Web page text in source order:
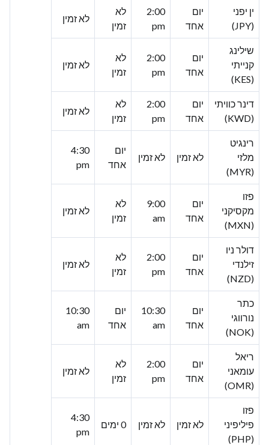
ין יפני
(JPY)
יום
אחד
2:00
pm
לא
זמין
לא זמין
שילינג
קנייתי
(KES)
יום
אחד
2:00
pm
לא
זמין
לא זמין
דינר כוויתי
(KWD)
יום
אחד
2:00
pm
לא
זמין
לא זמין
רינגיט
מלזי
(MYR)
לא זמין לא זמין
יום
אחד
4:30
pm
פזו
מקסיקני
(MXN)
יום
אחד
9:00
am
לא
זמין
לא זמין
דולר ניו
זילנדי
(NZD)
יום
אחד
2:00
pm
לא
זמין
לא זמין
כתר
נורווגי
(NOK)
יום
אחד
10:30
am
יום
אחד
10:30
am
ריאל
עומאני
(OMR)
יום
אחד
2:00
pm
לא
זמין
לא זמין
פזו
פיליפיני
(PHP)
לא זמין לא זמין 0 ימים
4:30
pm